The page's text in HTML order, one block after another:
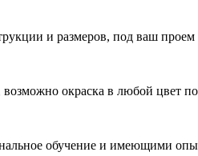
и размеров, под ваш проем
окраска в любой цвет
обучение и имеющими